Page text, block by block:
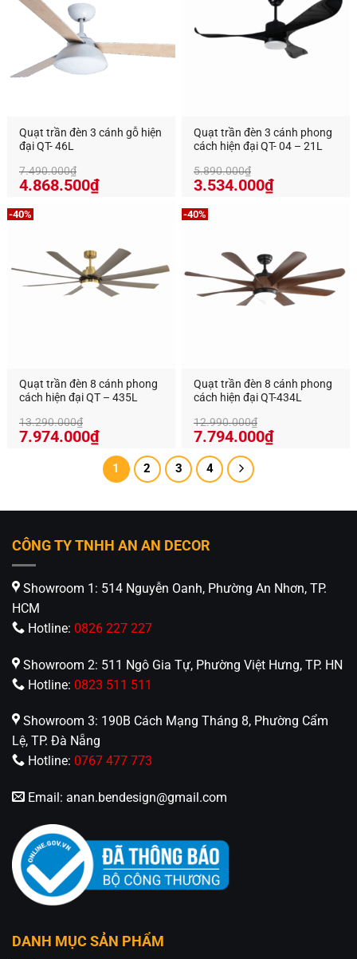
Quạt trần đèn 3 cánh gỗ hiện
đại QT- 46L
7.490.000₫
Giá
là:
4.868.500₫Giá
4.868.500₫.
Quạt trần đèn 3 cánh phong
cách hiện đại QT- 04 – 21L
5.890.000₫
3.534.000₫
-40%
Quạt trần đèn 8 cánh phong
cách hiện đại QT – 435L
13.290.000₫
Giá
13.290.000₫.
7.974.000₫Giá
hiện
tại
là:
-40%
Quạt trần đèn 8 cánh phong
cách hiện đại QT-434L
12.990.000₫
Giá
gốc
là:
12.990.000₫.
7.794.000₫Giá
1 2 3 4
CÔNG TY TNHH AN AN DECOR
Showroom 1: 514 Nguyễn Oanh, Phường An Nhơn, TP.
HCM
Hotline: 0826 227 227
Showroom 2: 511 Ngô Gia Tự, Phường Việt Hưng, TP. HN
Hotline: 0823 511 511
Showroom 3: 190B Cách Mạng Tháng 8, Phường Cẩm
Lệ, TP. Đà Nẵng
Hotline: 0767 477 773
Email: anan.bendesign@gmail.com
DANH MỤC SẢN PHẨM